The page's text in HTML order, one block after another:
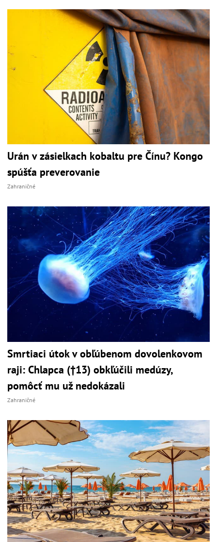
Urán v zásielkach kobaltu pre Čínu? Kongo
spúšťa preverovanie
Zahraničné
Smrtiaci útok v obľúbenom dovolenkovom
raji: Chlapca (†13) obkľúčili medúzy,
pomôcť mu už nedokázali
Zahraničné